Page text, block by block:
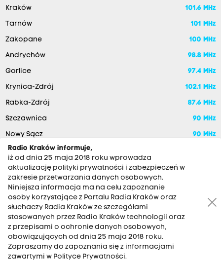
Kraków 101.6 MHz
Tarnów 101 MHz
Zakopane 100 MHz
Andrychów 98.8 MHz
Gorlice 97.4 MHz
Krynica-Zdrój 102.1 MHz
Rabka-Zdrój 87.6 MHz
Szczawnica 90 MHz
Nowy Sącz 90 MHz
RADIO KRAKÓW SA. Aleja Juliusza Słowackiego 22, 30-007
Kraków
Antena: 12 200 33 33
Radio Kraków informuje,
iż od dnia 25 maja 2018 roku wprowadza
aktualizację polityki prywatności i zabezpieczeń w
zakresie przetwarzania danych osobowych.
Niniejsza informacja ma na celu zapoznanie
osoby korzystające z Portalu Radia Kraków oraz
słuchaczy Radia Kraków ze szczegółami
stosowanych przez Radio Kraków technologii oraz
z przepisami o ochronie danych osobowych,
obowiązujących od dnia 25 maja 2018 roku.
Zapraszamy do zapoznania się z informacjami
zawartymi w Polityce Prywatności.